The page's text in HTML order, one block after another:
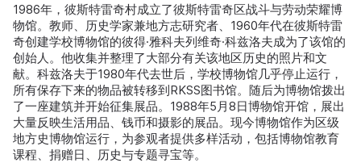
1986年，彼斯特雷奇村成立了彼斯特雷奇区战斗与劳动荣耀博
物馆。教师、历史学家兼地方志研究者、1960年代在彼斯特雷
奇创建学校博物馆的彼得·雅科夫列维奇·科兹洛夫成为了该馆的
创始人。他收集并整理了大部分有关该地区历史的照片和文
献。科兹洛夫于1980年代去世后，学校博物馆几乎停止运行，
所有保存下来的物品被转移到RKSS图书馆。随后为博物馆拨出
了一座建筑并开始征集展品。1988年5月8日博物馆开馆，展出
大量反映生活用品、钱币和摄影的展品。现今博物馆作为区级
地方史博物馆运行，为参观者提供多样活动，包括博物馆教育
课程、捐赠日、历史与专题寻宝等。